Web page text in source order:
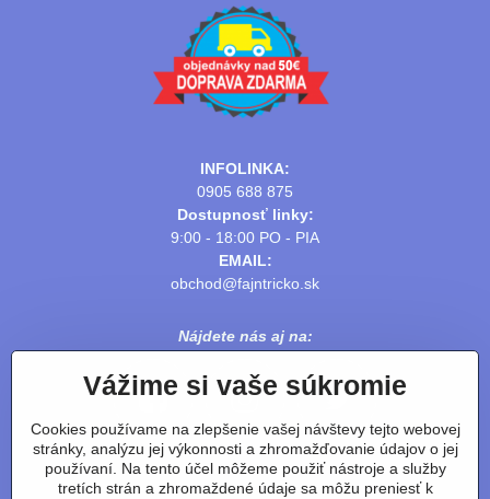
INFOLINKA:
0905 688 875
Dostupnosť linky:
9:00 - 18:00 PO - PIA
EMAIL:
obchod@fajntricko.sk
Nájdete nás aj na:
Vážime si vaše súkromie
Cookies používame na zlepšenie vašej návštevy tejto webovej
stránky, analýzu jej výkonnosti a zhromažďovanie údajov o jej
používaní. Na tento účel môžeme použiť nástroje a služby
tretích strán a zhromaždené údaje sa môžu preniesť k